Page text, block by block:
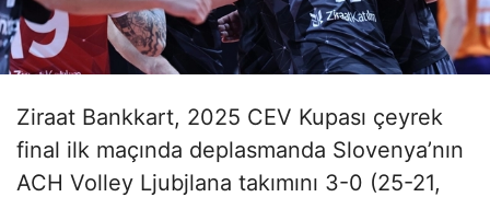
Ziraat Bankkart, 2025 CEV Kupası çeyrek
final ilk maçında deplasmanda Slovenya’nın
ACH Volley Ljubjlana takımını 3-0 (25-21,